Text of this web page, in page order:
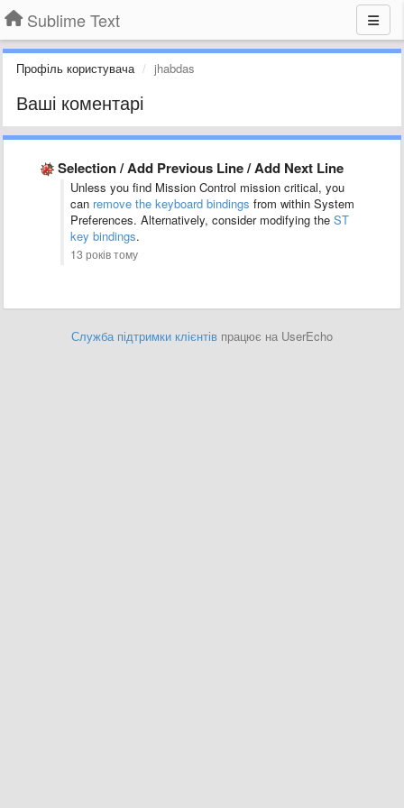
Sublime Text
Профіль користувача jhabdas
Ваші коментарі
Selection / Add Previous Line / Add Next Line
Unless you find Mission Control mission critical, you
can remove the keyboard bindings from within System
Preferences. Alternatively, consider modifying the ST
key bindings.
13 років тому
Служба підтримки клієнтів працює на UserEcho